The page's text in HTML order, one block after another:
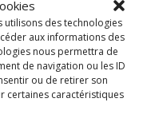
utilisons des technologies
aux informations des
nous permettra de
de navigation ou les ID
ou de retirer son
certaines caractéristiques